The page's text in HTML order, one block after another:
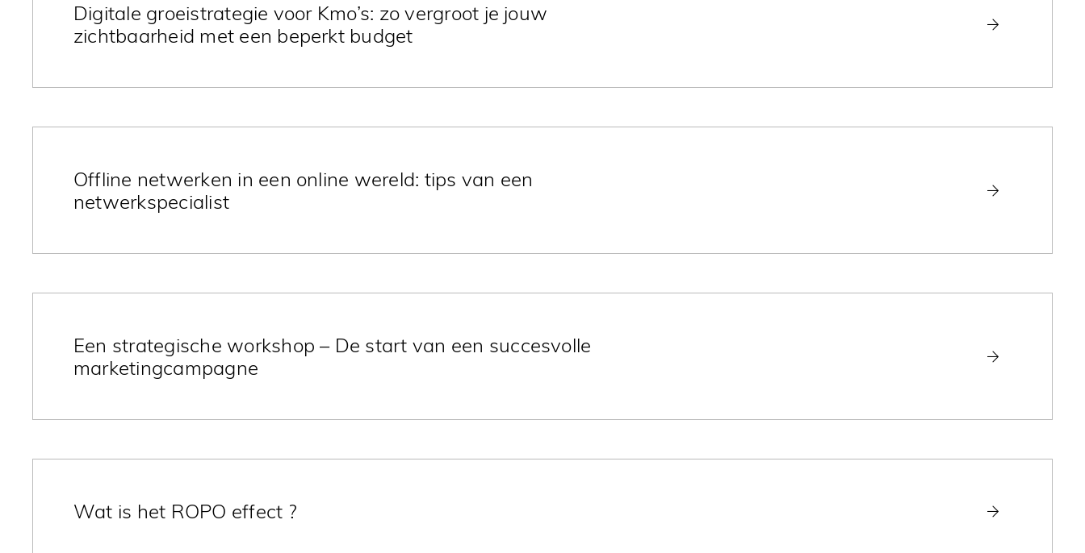
Digitale groeistrategie voor Kmo’s: zo vergroot je jouw
zichtbaarheid met een beperkt budget
mailmarketing, zelfs met een klein marketingbudget.
Offline netwerken in een online wereld: tips van een
netwerkspecialist
blijvende connecties legt op fysieke events en meer kansen creëert.
Een strategische workshop – De start van een succesvolle
marketingcampagne
merk als de versterking en groei van je bedrijf. Hoe ga je te werk?
Wat is het ROPO effect ?